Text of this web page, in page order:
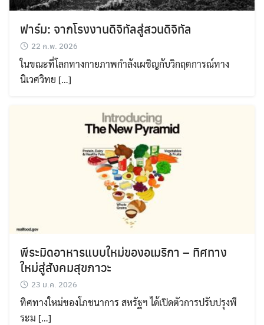
ฟาร์ม: จากโรงงานดิจิทัลสู่สวนดิจิทัล
22 ก.พ. 2026
ในขณะที่โลกทางกายภาพกำลังเผชิญกับวิกฤตการณ์ทาง
นิเวศวิทย […]
พีระมิดอาหารแบบใหม่ของอเมริกา – ทิศทาง
ใหม่สู่สังคมสุขภาวะ
23 ม.ค. 2026
ทิศทางใหม่ของโภชนาการ สหรัฐฯ ได้เปิดตัวการปรับปรุงพี
ระม […]